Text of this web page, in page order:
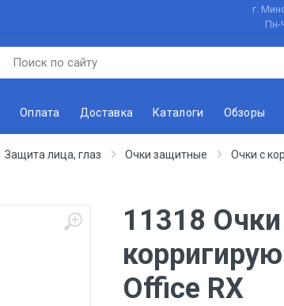
г.
Пн-
Оплата Доставка Каталоги Обзоры
Защита лица, глаз Очки защитные
Очки с
11318
Office RX